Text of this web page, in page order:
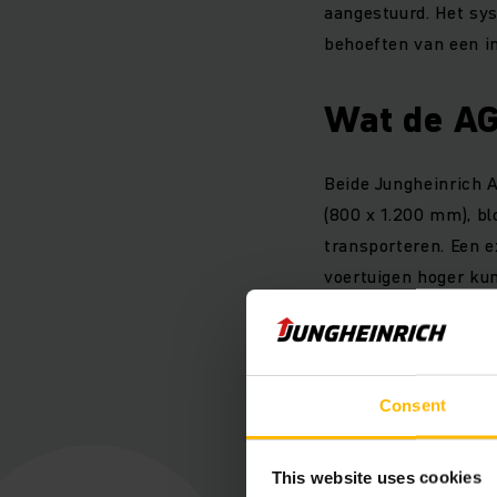
Consent
This website uses cookies
aangestuurd. Het
behoeften van een
Wat de
Beide Jungheinrich
(800 x 1.200 mm),
transporteren. Een
voertuigen hoger